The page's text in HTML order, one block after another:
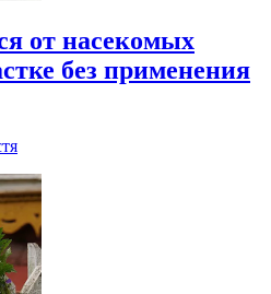
от насекомых
без применения